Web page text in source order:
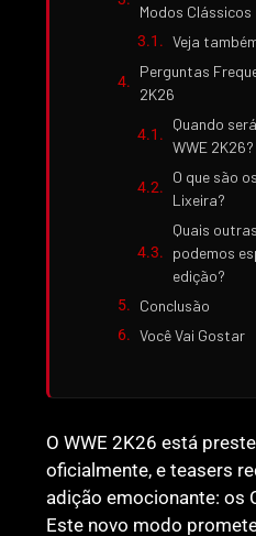
Modos Clássicos
Veja
Perguntas
2K26
Quando
WWE 2K26?
O que são
Lixeira?
Quais
podemos
edição?
Conclusão
Você Vai Gostar
O WWE 2K26 está
oficialmente, e teasers
adição emocionante: os
Este novo modo